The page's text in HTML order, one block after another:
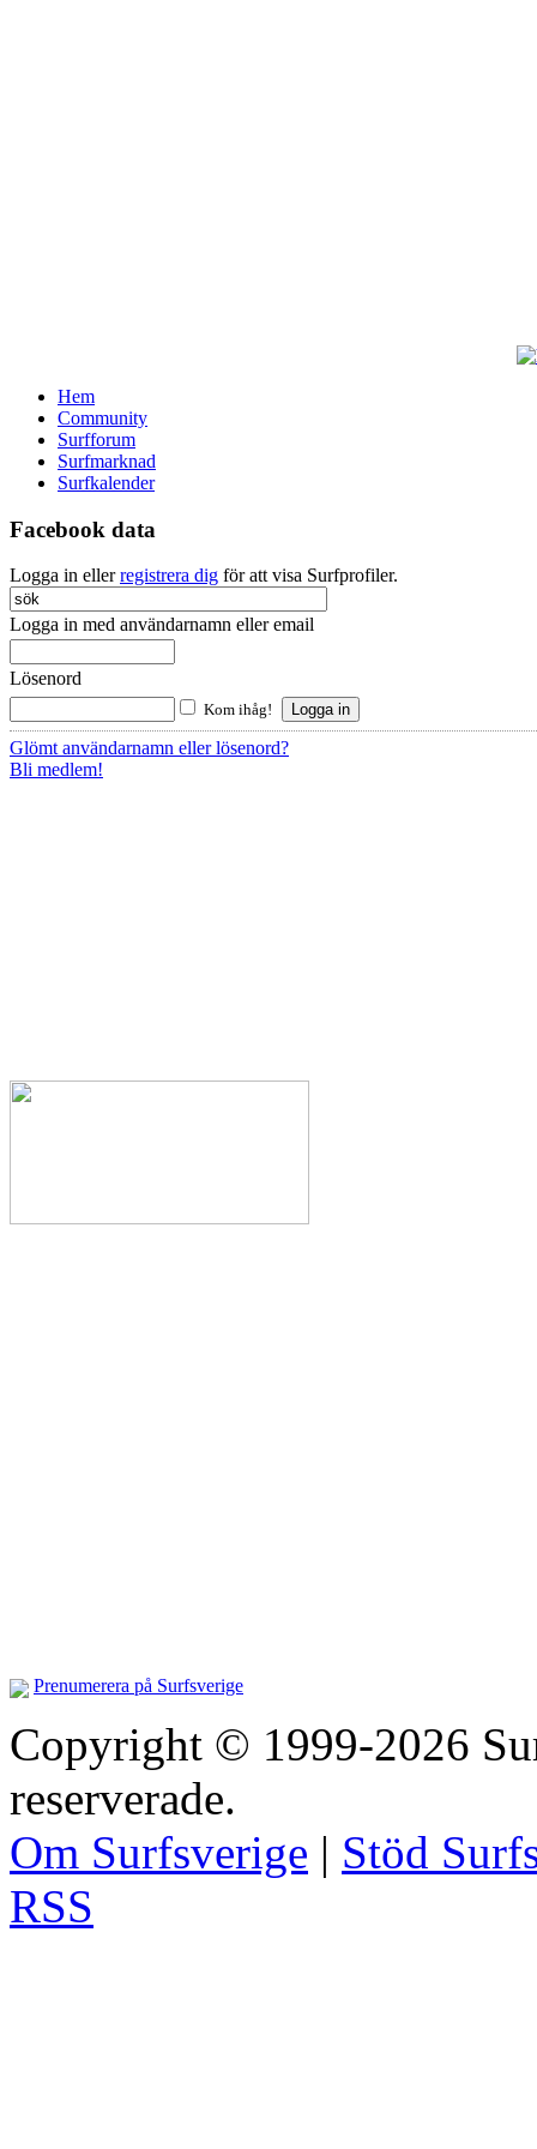
Hem
Community
Surfforum
Surfmarknad
Surfkalender
Facebook data
Logga in ellerregistrera dig för att visa Surfprofiler.
Logga in med användarnamn eller email
Lösenord
Kom ihåg!
Glömt användarnamn eller lösenord?
Bli medlem!
Prenumerera på Surfsverige
Copyright © 1999-2026
reserverade.
Om Surfsverige | Stöd
RSS